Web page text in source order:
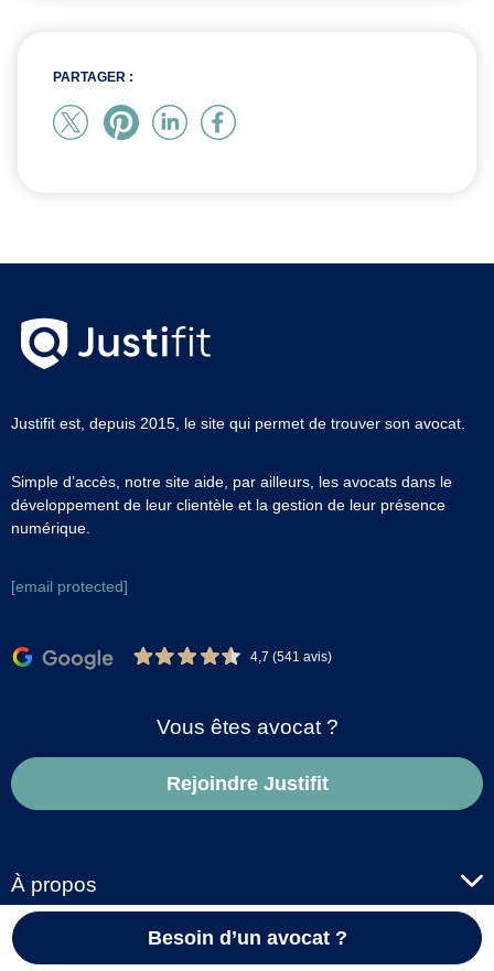
PARTAGER :
Besoin d’un avocat ?
Justifit est, depuis 2015, le site qui permet de trouver son avocat.
Simple d’accès, notre site aide, par ailleurs, les avocats dans le
développement de leur clientèle et la gestion de leur présence
numérique.
[email protected]
4,7 (541 avis)
Vous êtes avocat ?
Rejoindre Justifit
À propos
Informations